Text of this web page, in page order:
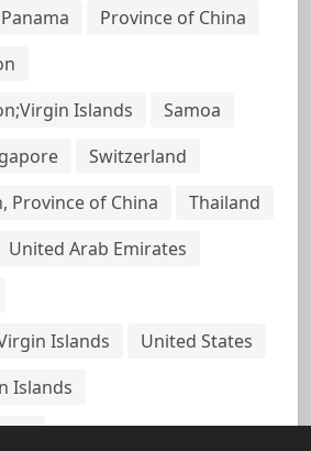
Panama
Province of China
Islands
Samoa
Switzerland
Province of China
Thailand
United Arab Emirates
Islands
United States
Islands